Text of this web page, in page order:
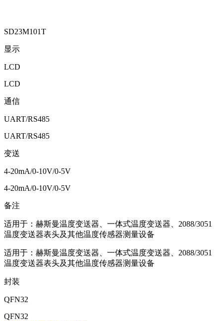
SD23M101T
显示
LCD
LCD
通信
UART/RS485
UART/RS485
变送
4-20mA/0-10V/0-5V
4-20mA/0-10V/0-5V
备注
适用于：赫斯曼温度变送器、一体式温度变送器、2088/3051
温度变送器表头及其他温度传感器测量设备
适用于：赫斯曼温度变送器、一体式温度变送器、2088/3051
温度变送器表头及其他温度传感器测量设备
封装
QFN32
QFN32